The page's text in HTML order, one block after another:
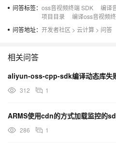
问答标签： oss音视频终端 SDK 编译
项目目录
编译oss音视频
问答地址： 开发者社区 > 云计算 > 问答
相关问答
aliyun-oss-cpp-sdk编译动态库失
312 1
ARMS使用cdn的方式加载监控的
286 1